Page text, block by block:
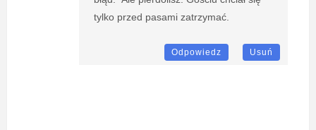
tylko przed pasami zatrzymać.
Odpowiedz Usuń